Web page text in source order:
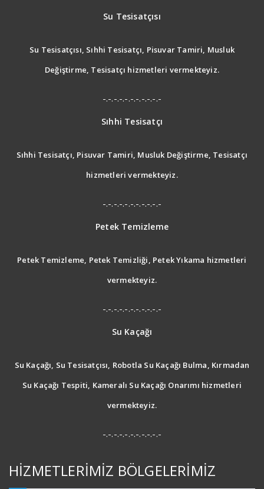
Su Tesisatçısı
Su Tesisatçısı, Sıhhi Tesisatçı, Pisuvar Tamiri, Musluk
Değiştirme, Tesisatçı hizmetleri vermekteyiz.
-.-.-.-.-.-.-.-.-.-.-
Sıhhi Tesisatçı
Sıhhi Tesisatçı, Pisuvar Tamiri, Musluk Değiştirme, Tesisatçı
hizmetleri vermekteyiz.
-.-.-.-.-.-.-.-.-.-.-
Petek Temizleme
Petek Temizleme, Petek Temizliği, Petek Yıkama hizmetleri
vermekteyiz.
-.-.-.-.-.-.-.-.-.-.-
Su Kaçağı
Su Kaçağı, Su Tesisatçısı, Robotla Su Kaçağı Bulma, Kırmadan
Su Kaçağı Tespiti, Kameralı Su Kaçağı Onarımı hizmetleri
vermekteyiz.
-.-.-.-.-.-.-.-.-.-.-
HİZMETLERİMİZ BÖLGELERİMİZ